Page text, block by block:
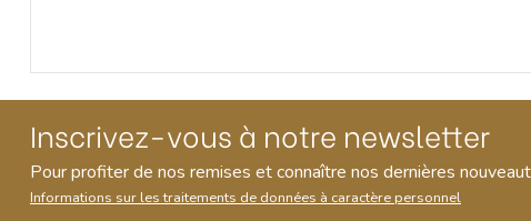
Inscrivez-vous à notre newsletter
Pour profiter de nos remises et connaître nos dernières
Informations sur les traitements de données à caractère personnel